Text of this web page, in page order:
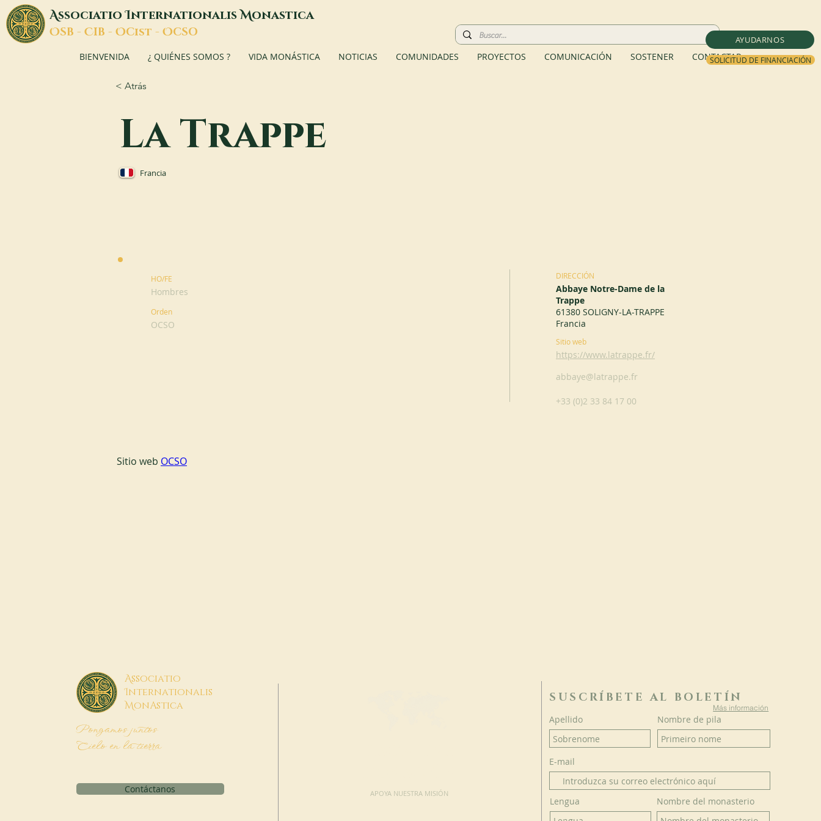
AYUDARNOS
SOLICITUD DE FINANCIACIÓN
AssociatioInternationalisMonastica
OSB - CIB - OCist - OCSO
BIENVENIDA ¿ QUIÉNES SOMOS ? VIDA MONÁSTICA NOTICIAS COMUNIDADES PROYECTOS COMUNICACIÓN SOSTENER CONTACTAR
< Atrás
La Trappe
Francia
HO/FE
Hombres
Orden
OCSO
DIRECCIÓN
Abbaye Notre-Dame de la
Trappe
61380 SOLIGNY-LA-TRAPPE
Francia
Sitio web
https://www.latrappe.fr/
abbaye@latrappe.fr
+33 (0)2 33 84 17 00
Sitio web OCSO
Associatio
Internationalis
MonAstica
Pongamos juntos
Cielo en la tierra
Contáctanos APOYA NUESTRA MISIÓN
SUSCRÍBETE AL BOLETÍN
Más información
Apellido Nombre de pila
E-mail
Lengua Nombre del monasterio